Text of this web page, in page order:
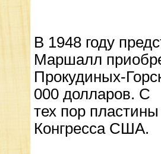
В 1948 году
Маршалл
Прокудиных-
000 долларов. С
тех пор
Конгресса США.